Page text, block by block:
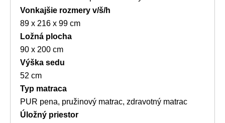
Vonkajšie rozmery v/š/h
89 x 216 x 99 cm
Ložná plocha
90 x 200 cm
Výška sedu
52 cm
Typ matraca
PUR pena, pružinový matrac, zdravotný matrac
Úložný priestor